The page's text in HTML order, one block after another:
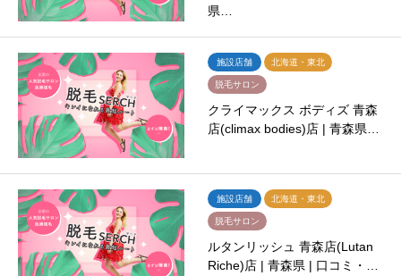
県…
施設店舗 北海道・東北
脱毛サロン
クライマックス ボディズ 青森
店(climax bodies)店 | 青森県…
施設店舗 北海道・東北
脱毛サロン
ルタンリッシュ 青森店(Lutan
Riche)店 | 青森県 | 口コミ・…